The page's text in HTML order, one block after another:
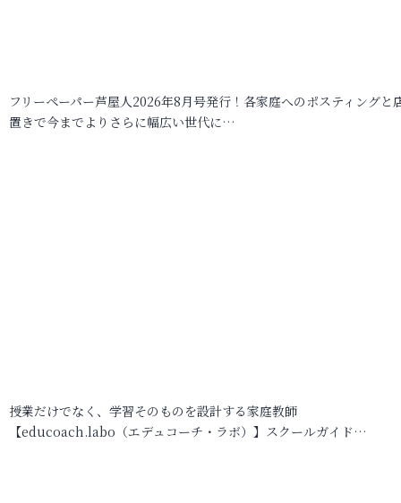
フリーペーパー芦屋人2026年8月号発行！各家庭へのポスティングと
置きで今までよりさらに幅広い世代に…
授業だけでなく、学習そのものを設計する家庭教師
【educoach.labo（エデュコーチ・ラボ）】スクールガイド…